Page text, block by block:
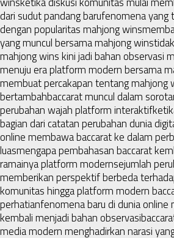
dari sudut pandang barufenomena yang
dengan popularitas mahjong wins
yang muncul bersama mahjong wins
mahjong wins kini jadi bahan observasi
menuju era platform modern bersama
membuat percakapan tentang mahjong
bertambahbaccarat muncul dalam
perubahan wajah platform interaktif
bagian dari catatan perubahan dunia
online membawa baccarat ke dalam
luasmengapa pembahasan baccarat
ramainya platform modernsejumlah
memberikan perspektif berbeda
komunitas hingga platform modern
perhatianfenomena baru di dunia online
kembali menjadi bahan observasi
media modern menghadirkan narasi